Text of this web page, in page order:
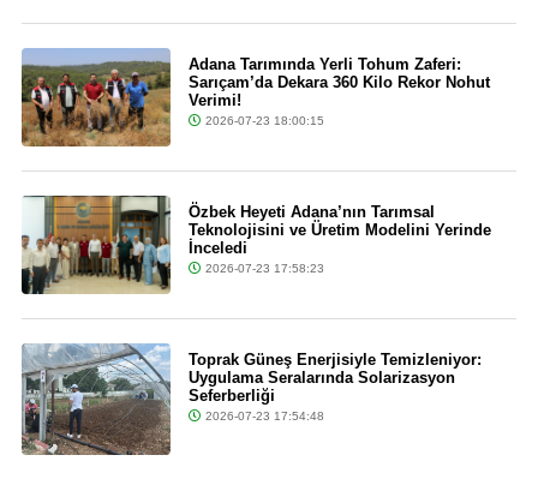
Adana Tarımında Yerli Tohum Zaferi:
Sarıçam’da Dekara 360 Kilo Rekor Nohut
Verimi!
2026-07-23 18:00:15
Özbek Heyeti Adana’nın Tarımsal
Teknolojisini ve Üretim Modelini Yerinde
İnceledi
2026-07-23 17:58:23
Toprak Güneş Enerjisiyle Temizleniyor:
Uygulama Seralarında Solarizasyon
Seferberliği
2026-07-23 17:54:48